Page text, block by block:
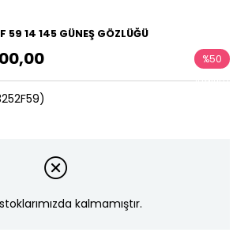
59 14 145 GÜNEŞ GÖZLÜĞÜ
%50
İndirim
kalmamıştır.